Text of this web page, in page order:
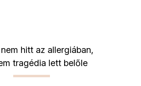
hitt az allergiában,
tragédia lett belőle